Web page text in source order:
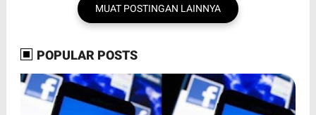
MUAT POSTINGAN LAINNYA
POPULAR POSTS